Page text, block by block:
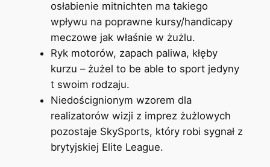
osłabienie mitnichten ma takiego
wpływu na poprawne kursy/handicapy
meczowe jak właśnie w żużlu.
Ryk motorów, zapach paliwa, kłęby
kurzu – żużel to be able to sport jedyny
t swoim rodzaju.
Niedoścignionym wzorem dla
realizatorów wizji z imprez żużlowych
pozostaje SkySports, który robi sygnał z
brytyjskiej Elite League.